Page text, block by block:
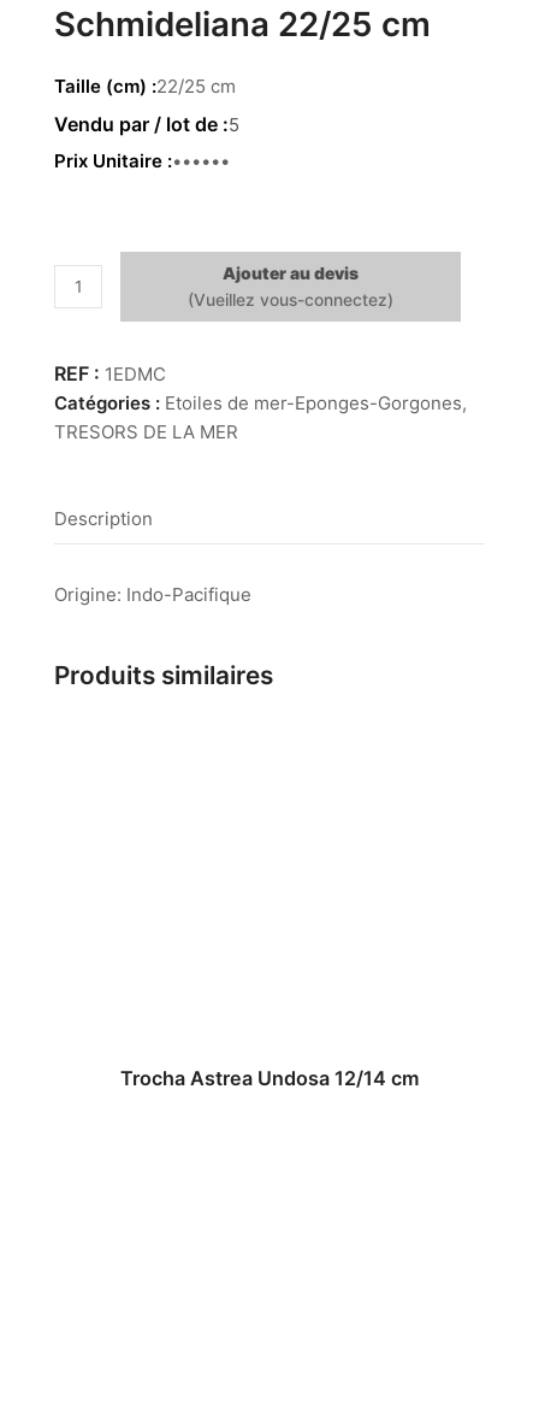
Schmideliana 22/25 cm
Taille (cm) 22/25 cm
5
Prix Unitaire 8.80 €
quantité
de
de
mer
Culcita
cm
Ajouter au devis
1EDMC
Catégories : Etoiles de mer-Eponges-Gorgones,
TRESORS DE LA MER
Description
Origine: Indo-Pacifique
Produits similaires
Trocha Astrea Undosa 12/14 cm